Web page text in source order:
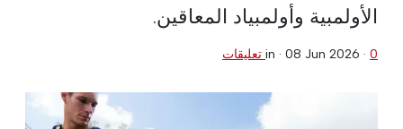
الأولمبية وأولمبياد المعاقين.
in · 08 Jun 2026 · 0 تعليقات